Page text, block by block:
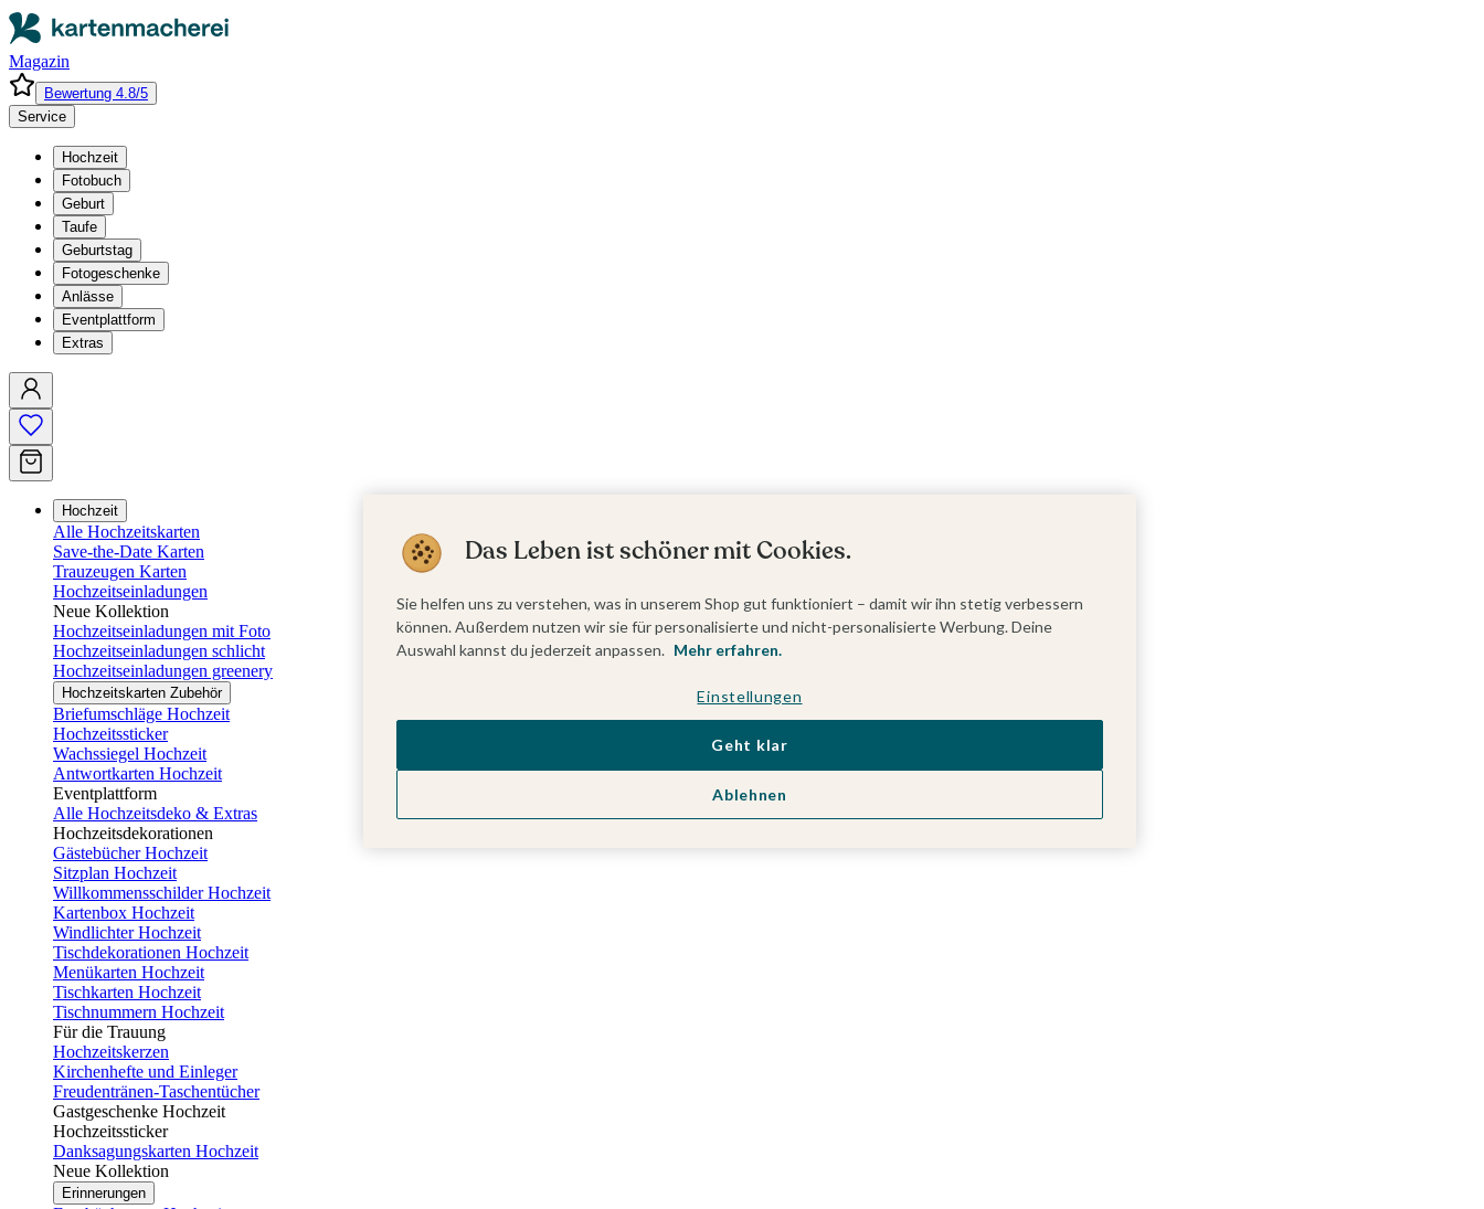
Magazin
Bewertung 4.8/5
Service
Hochzeit
Fotobuch
Geburt
Taufe
Geburtstag
Fotogeschenke
Anlässe
Eventplattform
Extras
Hochzeit
Alle Hochzeitskarten
Save-the-Date Karten
Trauzeugen Karten
Hochzeitseinladungen
Neue Kollektion
Hochzeitseinladungen mit Foto
Hochzeitseinladungen schlicht
Hochzeitseinladungen greenery
Hochzeitskarten Zubehör
Briefumschläge Hochzeit
Hochzeitssticker
Wachssiegel Hochzeit
Antwortkarten Hochzeit
Eventplattform
Alle Hochzeitsdeko & Extras
Hochzeitsdekorationen
Gästebücher Hochzeit
Sitzplan Hochzeit
Willkommensschilder Hochzeit
Kartenbox Hochzeit
Windlichter Hochzeit
Tischdekorationen Hochzeit
Menükarten Hochzeit
Tischkarten Hochzeit
Tischnummern Hochzeit
Für die Trauung
Hochzeitskerzen
Kirchenhefte und Einleger
Freudentränen-Taschentücher
Gastgeschenke Hochzeit
Hochzeitssticker
Danksagungskarten Hochzeit
Neue Kollektion
Erinnerungen
Das Leben ist schöner mit Cookies.
Sie helfen uns zu verstehen, was in unserem Shop gut funktioniert – damit wir ihn stetig verbessern
können. Außerdem nutzen wir sie für personalisierte und nicht-personalisierte Werbung. Deine
Auswahl kannst du jederzeit anpassen. Mehr erfahren.
Einstellungen
Ablehnen
Geht klar